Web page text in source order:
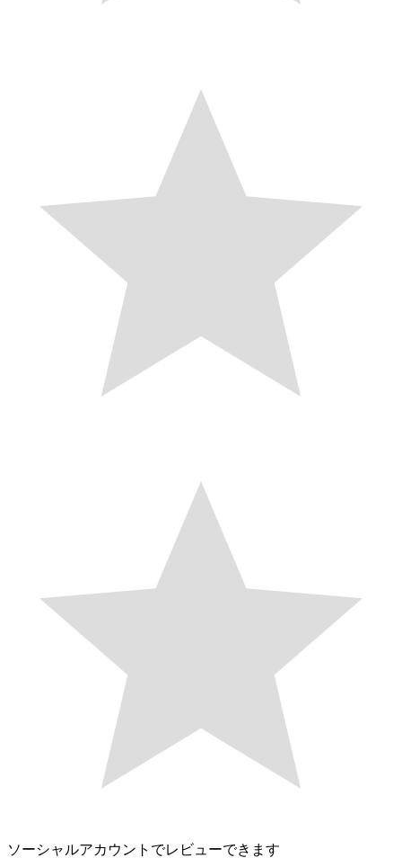
ソーシャルアカウントでレビューできます